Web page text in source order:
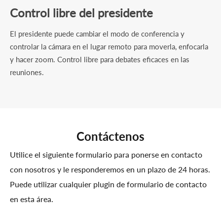
Control libre del presidente
El presidente puede cambiar el modo de conferencia y
controlar la cámara en el lugar remoto para moverla, enfocarla
y hacer zoom. Control libre para debates eficaces en las
reuniones.
Contáctenos
Utilice el siguiente formulario para ponerse en contacto
con nosotros y le responderemos en un plazo de 24 horas.
Puede utilizar cualquier plugin de formulario de contacto
en esta área.